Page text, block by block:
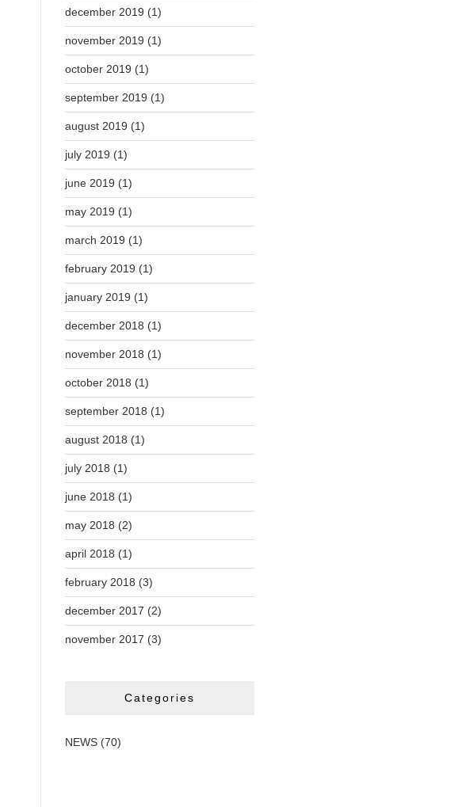
december 2019 (1)
november 2019 (1)
october 2019 (1)
september 2019 (1)
august 2019 (1)
july 2019 (1)
june 2019 (1)
may 2019 (1)
march 2019 (1)
february 2019 (1)
january 2019 (1)
december 2018 (1)
november 2018 (1)
october 2018 (1)
september 2018 (1)
august 2018 (1)
july 2018 (1)
june 2018 (1)
may 2018 (2)
april 2018 (1)
february 2018 (3)
december 2017 (2)
november 2017 (3)
Categories
NEWS (70)